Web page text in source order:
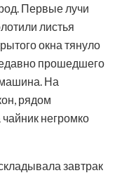
Первые лучи
листья
окна тянуло
прошедшего
На
рядом
негромко
завтрак